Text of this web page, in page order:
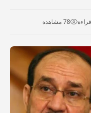
78 مشاهدة